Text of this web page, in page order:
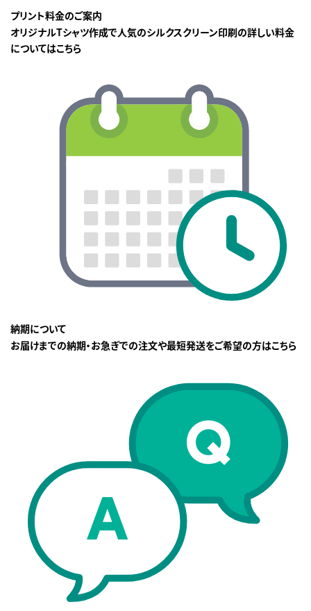
プリント料金のご案内
オリジナルTシャツ作成で人気のシルクスクリーン印刷の詳しい料金
についてはこちら
納期について
お届けまでの納期・お急ぎでの注文や最短発送をご希望の方はこちら